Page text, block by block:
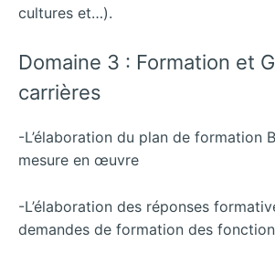
cultures et…).
Domaine 3 : Formation et
carrières
-L’élaboration du plan de formation
mesure en œuvre
-L’élaboration des réponses
demandes de formation des